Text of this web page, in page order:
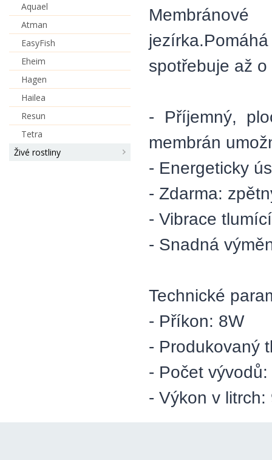
Aquael
Atman
EasyFish
Eheim
Hagen
Hailea
Resun
Tetra
Živé rostliny
spotřebuje až
- Příjemný,
membrán
- Energeticky
- Zdarma:
- Vibrace
- Snadná
Technické
- Příkon: 8W
- Produkovaný
- Počet vývodů:
- Výkon v litrch: